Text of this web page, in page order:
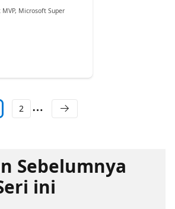
Microsoft Super
2
Sebelumnya
ini